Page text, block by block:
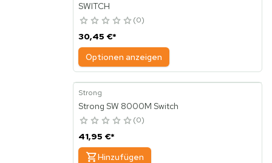
SWITCH
0
30,45 €*
Optionen anzeigen
Strong
Strong SW 8000M Switch
0
41,95 €*
Hinzufügen